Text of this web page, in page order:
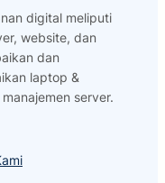
digital meliputi
website, dan
dan
laptop &
server.